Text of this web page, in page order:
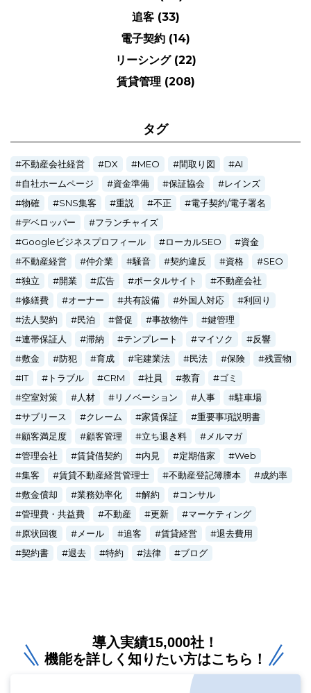
追客 (33)
電子契約 (14)
リーシング (22)
賃貸管理 (208)
タグ
不動産会社経営 DX MEO 間取り図
AI
自社ホームページ
資金準備 保証協会
レインズ
物確
SNS集客 重説 不正
電子契約/電子署名
デベロッパー
フランチャイズ
Googleビジネスプロフィール
ローカルSEO
資金
不動産経営
仲介業 騒音 契約違反 資格
SEO
独立
開業 広告 ポータルサイト
不動産会社
修繕費
オーナー 共有設備 外国人対応
利回り
法人契約
民泊 督促 事故物件
鍵管理
連帯保証人
滞納 テンプレート マイソク
反響
敷金
防犯 育成 宅建業法 民法 保険
残置物
IT
トラブル CRM 社員 教育
ゴミ
空室対策
人材 リノベーション 人事
駐車場
サブリース
クレーム 家賃保証
重要事項説明書
顧客満足度
顧客管理 立ち退き料
メルマガ
管理会社
賃貸借契約 内見 定期借家
Web
集客
賃貸不動産経営管理士 不動産登記簿謄本
成約率
敷金償却
業務効率化 解約
コンサル
管理費・共益費
不動産 更新
マーケティング
原状回復
メール 追客 賃貸経営
退去費用
契約書
退去 特約 法律 ブログ
導入実績15,000社！
機能を詳しく知りたい方はこちら！